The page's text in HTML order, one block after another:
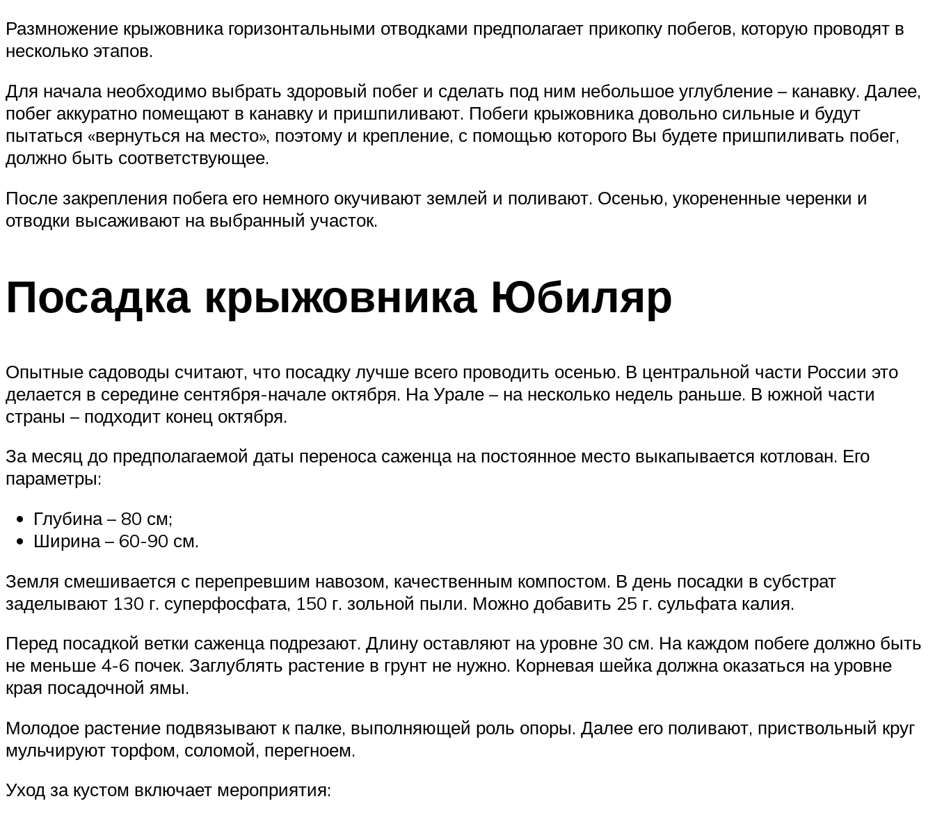
Размножение крыжовника горизонтальными отводками предполагает прикопку побегов, которую проводят в
несколько этапов.
Для начала необходимо выбрать здоровый побег и сделать под ним небольшое углубление – канавку. Далее,
побег аккуратно помещают в канавку и пришпиливают. Побеги крыжовника довольно сильные и будут
пытаться «вернуться на место», поэтому и крепление, с помощью которого Вы будете пришпиливать побег,
должно быть соответствующее.
После закрепления побега его немного окучивают землей и поливают. Осенью, укорененные черенки и
отводки высаживают на выбранный участок.
Посадка крыжовника Юбиляр
Опытные садоводы считают, что посадку лучше всего проводить осенью. В центральной части России это
делается в середине сентября-начале октября. На Урале – на несколько недель раньше. В южной части
страны – подходит конец октября.
За месяц до предполагаемой даты переноса саженца на постоянное место выкапывается котлован. Его
параметры:
Глубина – 80 см;
Ширина – 60-90 см.
Земля смешивается с перепревшим навозом, качественным компостом. В день посадки в субстрат
заделывают 130 г. суперфосфата, 150 г. зольной пыли. Можно добавить 25 г. сульфата калия.
Перед посадкой ветки саженца подрезают. Длину оставляют на уровне 30 см. На каждом побеге должно быть
не меньше 4-6 почек. Заглублять растение в грунт не нужно. Корневая шейка должна оказаться на уровне
края посадочной ямы.
Молодое растение подвязывают к палке, выполняющей роль опоры. Далее его поливают, приствольный круг
мульчируют торфом, соломой, перегноем.
Уход за кустом включает мероприятия: